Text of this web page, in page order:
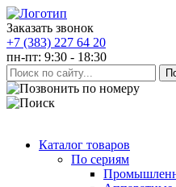
Заказать звонок
+7 (383) 227 64 20
пн-пт: 9:30 - 18:30
Каталог товаров
По сериям